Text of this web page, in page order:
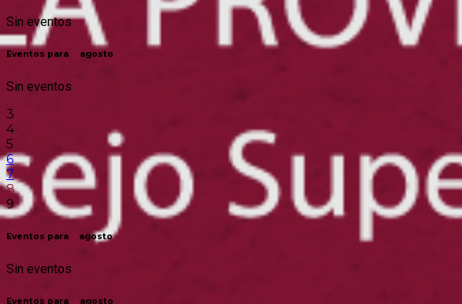
Sin eventos
Eventos para agosto
Sin eventos
3
4
5
6
7
8
9
Eventos para agosto
Sin eventos
Eventos para agosto